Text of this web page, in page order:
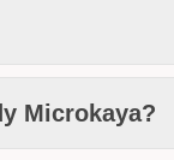
Microkaya?